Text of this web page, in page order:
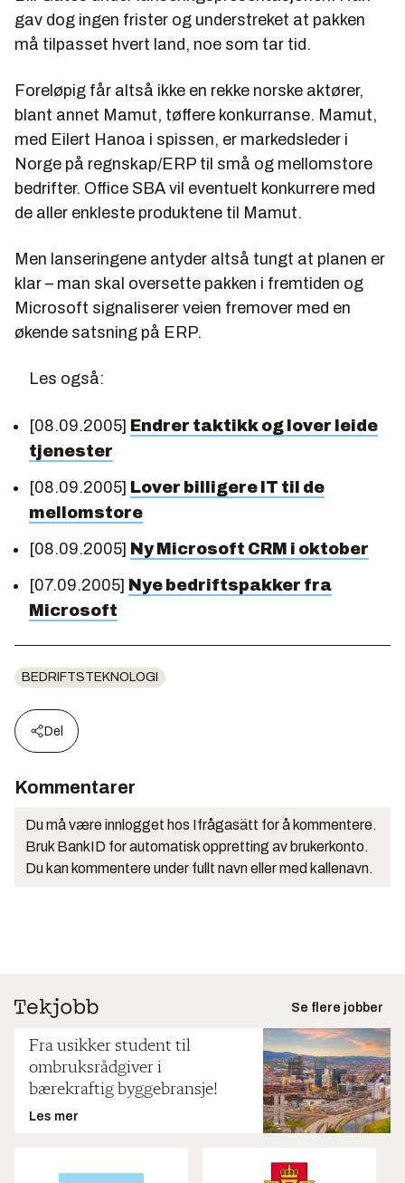
gav dog ingen frister og understreket at pakken
må tilpasset hvert land, noe som tar tid.
Foreløpig får altså ikke en rekke norske aktører,
blant annet Mamut, tøffere konkurranse. Mamut,
med Eilert Hanoa i spissen, er markedsleder i
Norge på regnskap/ERP til små og mellomstore
bedrifter. Office SBA vil eventuelt konkurrere med
de aller enkleste produktene til Mamut.
Men lanseringene antyder altså tungt at planen er
klar – man skal oversette pakken i fremtiden og
Microsoft signaliserer veien fremover med en
økende satsning på ERP.
Les også:
[08.09.2005] Endrer taktikk og lover leide
tjenester
[08.09.2005] Lover billigere IT til de
mellomstore
[08.09.2005] Ny Microsoft CRM i oktober
[07.09.2005] Nye bedriftspakker fra
Microsoft
BEDRIFTSTEKNOLOGI
Del
Kommentarer
Du må være innlogget hos Ifrågasätt for å kommentere.
Bruk BankID for automatisk oppretting av brukerkonto.
Du kan kommentere under fullt navn eller med kallenavn.
Se flere jobber
Fra usikker student til
ombruksrådgiver i
bærekraftig byggebransje!
Les mer